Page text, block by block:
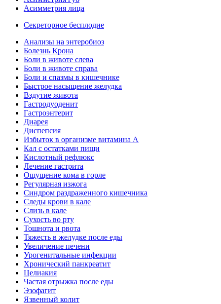
Асимметрия лица
Секреторное бесплодие
Анализы на энтеробиоз
Болезнь Крона
Боли в животе слева
Боли в животе справа
Боли и спазмы в кишечнике
Быстрое насыщение желудка
Вздутие живота
Гастродуоденит
Гастроэнтерит
Диарея
Диспепсия
Избыток в организме витамина А
Кал с остатками пищи
Кислотный рефлюкс
Лечение гастрита
Ощущение кома в горле
Регулярная изжога
Синдром раздраженного кишечника
Следы крови в кале
Слизь в кале
Сухость во рту
Тошнота и рвота
Тяжесть в желудке после еды
Увеличение печени
Урогенитальные инфекции
Хронический панкреатит
Целиакия
Частая отрыжка после еды
Эзофагит
Язвенный колит